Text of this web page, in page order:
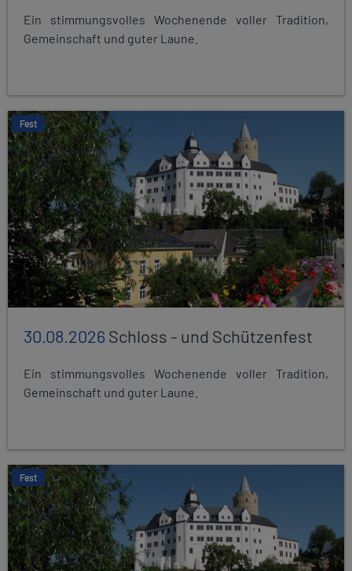
Ein stimmungsvolles Wochenende voller Tradition,
Gemeinschaft und guter Laune.
Fest
30.08.2026Schloss - und Schützenfest
Ein stimmungsvolles Wochenende voller Tradition,
Gemeinschaft und guter Laune.
Fest